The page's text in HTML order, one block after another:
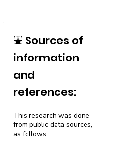
⛲ Sources of
information
and
references:
This research was done
from public data sources,
as follows: